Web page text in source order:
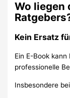
Wo liegen
Kein Ersatz
Ein E-Book
professionelle
Insbesondere